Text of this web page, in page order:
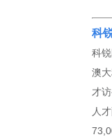
科
科
澳
才
人